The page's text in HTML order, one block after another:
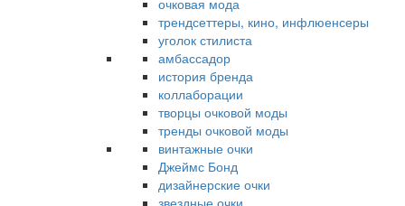
очковая мода
трендсеттеры, кино, инфлюенсеры
уголок стилиста
амбассадор
история бренда
коллаборации
творцы очковой моды
тренды очковой моды
винтажные очки
Джеймс Бонд
дизайнерские очки